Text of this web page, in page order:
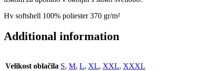
Hv softshell 100% poliester 370 gr/m²
Additional information
Velikost oblačila S, M, L, XL, XXL, XXXL